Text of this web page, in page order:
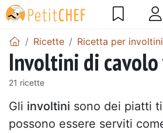
Ricette Ricetta per involtini
Involtini di cavolo
21 ricette
Gli involtini sono dei piatti
possono essere serviti